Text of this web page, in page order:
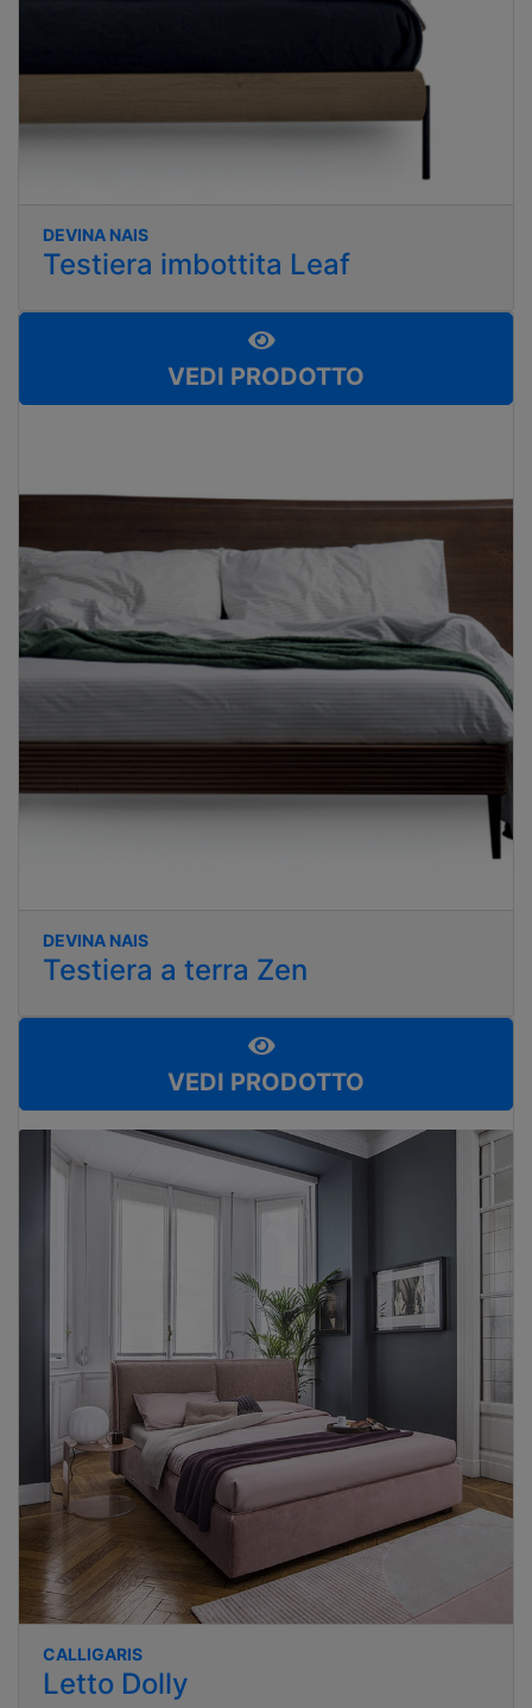
DEVINA NAIS
Testiera imbottita Leaf
VEDI PRODOTTO
DEVINA NAIS
Testiera a terra Zen
VEDI PRODOTTO
CALLIGARIS
Letto Dolly